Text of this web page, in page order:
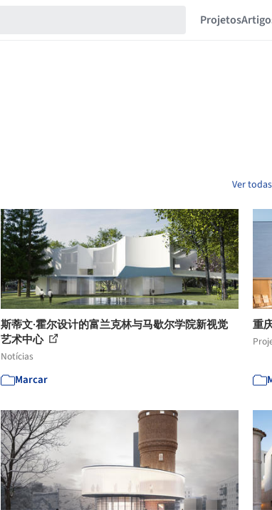
Projetos
Ver
斯蒂文·霍尔设计的富兰克林与马歇尔学院新视觉
艺术中心
Notícias
Marcar
重